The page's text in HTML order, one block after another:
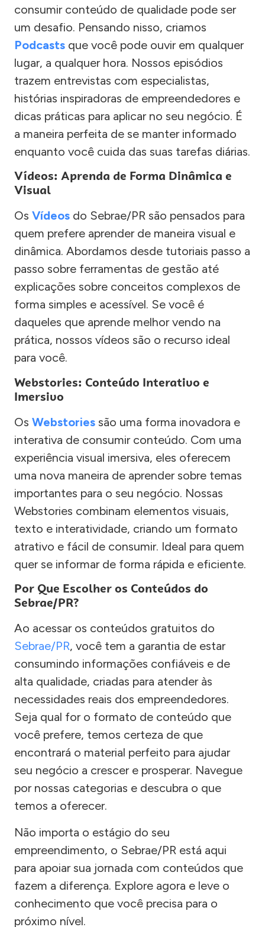
consumir conteúdo de qualidade pode ser
um desafio. Pensando nisso, criamos
Podcasts que você pode ouvir em qualquer
lugar, a qualquer hora. Nossos episódios
trazem entrevistas com especialistas,
histórias inspiradoras de empreendedores e
dicas práticas para aplicar no seu negócio. É
a maneira perfeita de se manter informado
enquanto você cuida das suas tarefas diárias.
Vídeos: Aprenda de Forma Dinâmica e
Visual
Os Vídeos do Sebrae/PR são pensados para
quem prefere aprender de maneira visual e
dinâmica. Abordamos desde tutoriais passo a
passo sobre ferramentas de gestão até
explicações sobre conceitos complexos de
forma simples e acessível. Se você é
daqueles que aprende melhor vendo na
prática, nossos vídeos são o recurso ideal
para você.
Webstories: Conteúdo Interativo e
Imersivo
Os Webstories são uma forma inovadora e
interativa de consumir conteúdo. Com uma
experiência visual imersiva, eles oferecem
uma nova maneira de aprender sobre temas
importantes para o seu negócio. Nossas
Webstories combinam elementos visuais,
texto e interatividade, criando um formato
atrativo e fácil de consumir. Ideal para quem
quer se informar de forma rápida e eficiente.
Por Que Escolher os Conteúdos do
Sebrae/PR?
Ao acessar os conteúdos gratuitos do
Sebrae/PR, você tem a garantia de estar
consumindo informações confiáveis e de
alta qualidade, criadas para atender às
necessidades reais dos empreendedores.
Seja qual for o formato de conteúdo que
você prefere, temos certeza de que
encontrará o material perfeito para ajudar
seu negócio a crescer e prosperar. Navegue
por nossas categorias e descubra o que
temos a oferecer.
Não importa o estágio do seu
empreendimento, o Sebrae/PR está aqui
para apoiar sua jornada com conteúdos que
fazem a diferença. Explore agora e leve o
conhecimento que você precisa para o
próximo nível.